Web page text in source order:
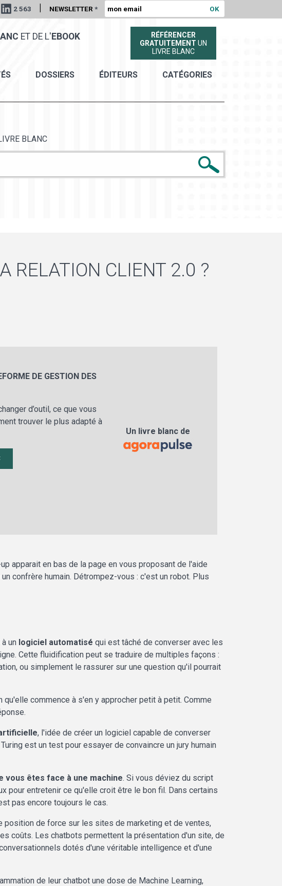
2 563 | NEWSLETTER *
ET DE L' EBOOK
RÉFÉRENCER
GRATUITEMENT UN
LIVRE BLANC
DOSSIERS ÉDITEURS CATÉGORIES
BLANC
RELATION CLIENT 2.0 ?
DE GESTION DES
d’outil, ce que vous
trouver le plus adapté à
Un livre blanc de
apparait en bas de la page en vous proposant de l'aide
confrère humain. Détrompez-vous : c'est un robot. Plus
un logiciel automatisé qui est tâché de converser avec les
Cette fluidification peut se traduire de multiples façons :
ou simplement le rassurer sur une question qu'il pourrait
commence à s'en y approcher petit à petit. Comme
, l'idée de créer un logiciel capable de converser
est un test pour essayer de convaincre un jury humain
êtes face à une machine. Si vous déviez du script
pour entretenir ce qu'elle croit être le bon fil. Dans certains
pas encore toujours le cas.
position de force sur les sites de marketing et de ventes,
coûts. Les chatbots permettent la présentation d'un site, de
dotés d'une véritable intelligence et d'une
de leur chatbot une dose de Machine Learning,